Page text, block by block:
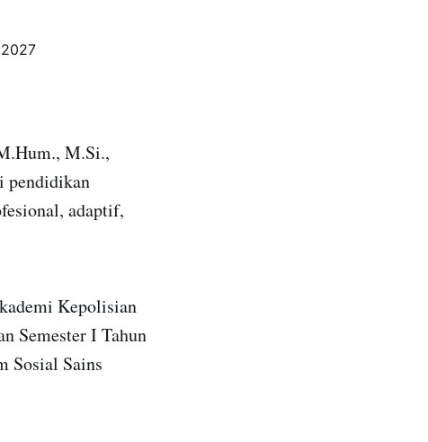
M.Si.,
pendidikan
adaptif,
Kepolisian
Semester I Tahun
Sosial Sains